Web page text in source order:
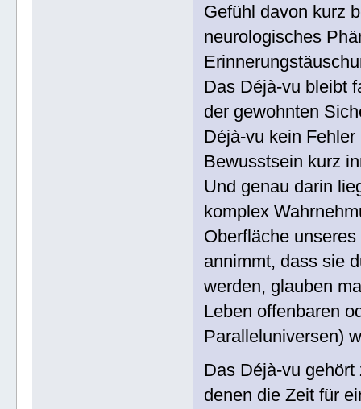
Gefühl davon kurz
neurologisches
Das Déjà-vu bleibt
der gewohnten
Déjà-vu kein
Bewusstsein kurz
Und genau darin
komplex
Oberfläche
annimmt, dass sie
werden, glauben
Leben offenbaren
Paralleluniversen)
Das Déjà-vu
denen die Zeit für